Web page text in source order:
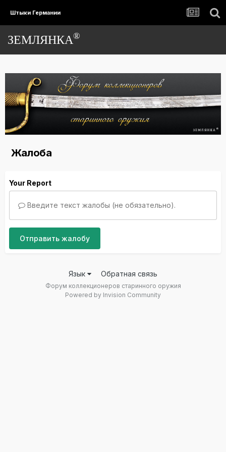
Штыки Германии
ЗЕМЛЯНКА®
Жалоба
Your Report
Введите текст жалобы (не обязательно).
Отправить жалобу
Язык Обратная связь
Форум коллекционеров старинного оружия
Powered by Invision Community